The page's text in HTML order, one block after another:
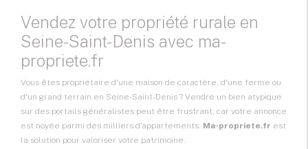
Vendez votre propriété rurale en
Seine-Saint-Denis avec ma-
propriete.fr
Vous êtes propriétaire d'une maison de caractère, d'une ferme ou
d'un grand terrain en Seine-Saint-Denis ? Vendre un bien atypique
sur des portails généralistes peut être frustrant, car votre annonce
est noyée parmi des milliers d'appartements. Ma-propriete.fr est
la solution pour valoriser votre patrimoine.